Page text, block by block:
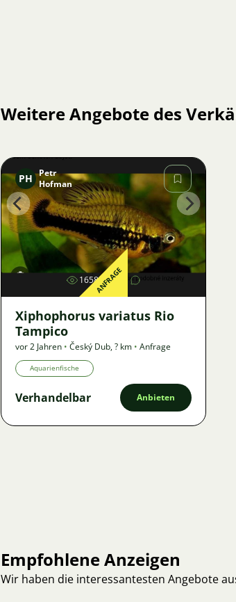
Weitere Angebote des
Bild
PH Petr
Hofman
1658ANFRAGE
Xiphophorus variatus Rio
Tampico
vor 2 Jahren • Český Dub,? km • Anfrage
Aquarienfische
Verhandelbar Anbieten
Empfohlene Anzeigen
Wir haben die interessantesten Angebote